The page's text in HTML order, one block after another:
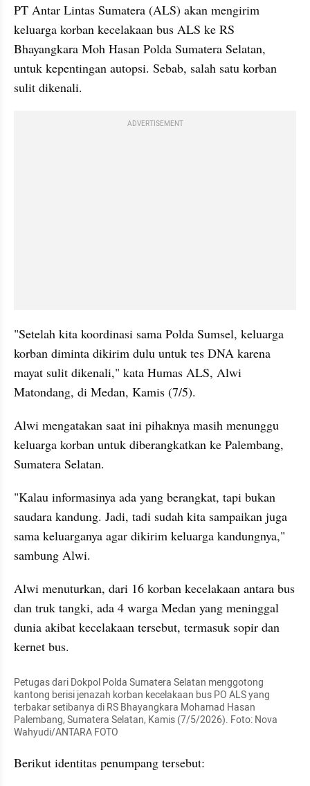
PT Antar Lintas Sumatera (ALS) akan mengirim
keluarga korban kecelakaan bus ALS ke RS
Bhayangkara Moh Hasan Polda Sumatera Selatan,
untuk kepentingan autopsi. Sebab, salah satu korban
sulit dikenali.
ADVERTISEMENT
"Setelah kita koordinasi sama Polda Sumsel, keluarga
korban diminta dikirim dulu untuk tes DNA karena
mayat sulit dikenali," kata Humas ALS, Alwi
Matondang, di Medan, Kamis (7/5).
Alwi mengatakan saat ini pihaknya masih menunggu
keluarga korban untuk diberangkatkan ke Palembang,
Sumatera Selatan.
"Kalau informasinya ada yang berangkat, tapi bukan
saudara kandung. Jadi, tadi sudah kita sampaikan juga
sama keluarganya agar dikirim keluarga kandungnya,"
sambung Alwi.
Alwi menuturkan, dari 16 korban kecelakaan antara bus
dan truk tangki, ada 4 warga Medan yang meninggal
dunia akibat kecelakaan tersebut, termasuk sopir dan
kernet bus.
Petugas dari Dokpol Polda Sumatera Selatan menggotong
kantong berisi jenazah korban kecelakaan bus PO ALS yang
terbakar setibanya di RS Bhayangkara Mohamad Hasan
Palembang, Sumatera Selatan, Kamis (7/5/2026). Foto: Nova
Wahyudi/ANTARA FOTO
Berikut identitas penumpang tersebut: